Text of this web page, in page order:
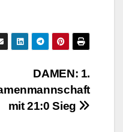
DAMEN: 1.
mit 21:0 Sieg